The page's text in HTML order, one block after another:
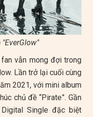
vẫn mong đợi trong
Lần trở lại cuối cùng
2021, với mini album
chủ đề “Pirate”. Gần
Single đặc biệt